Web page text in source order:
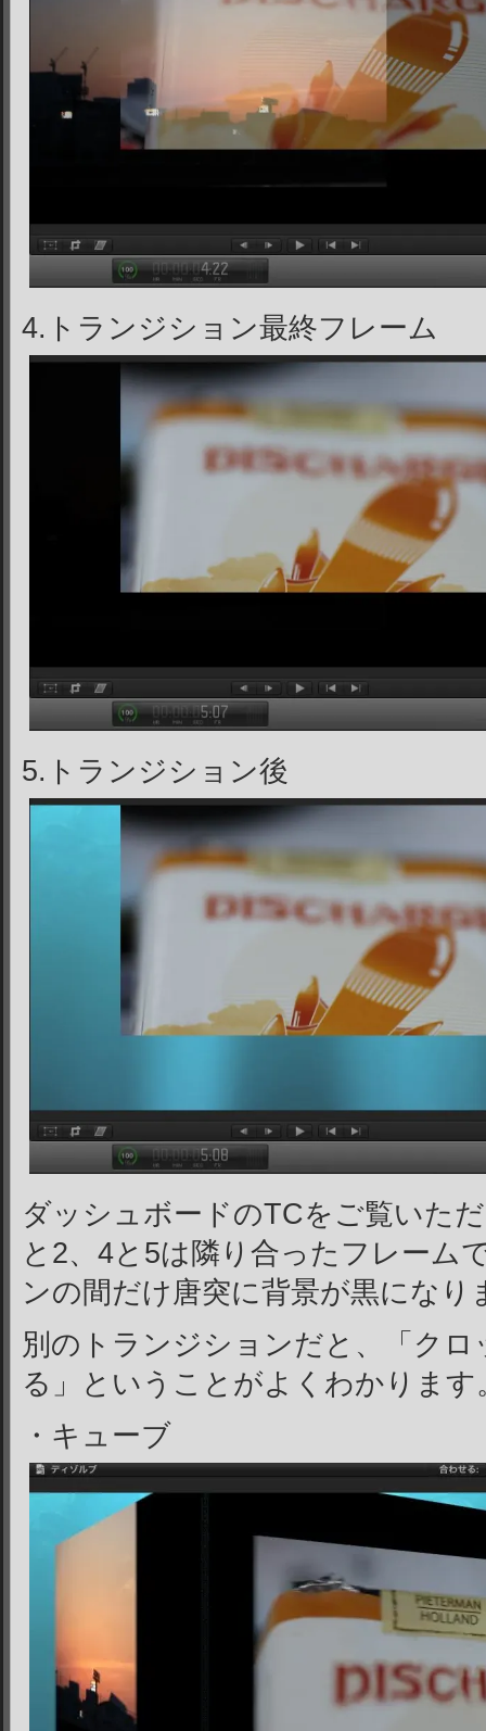
4.トランジション最終フレーム
5.トランジション後
ダッシュボードのTCをご覧いた
と2、4と5は隣り合ったフレーム
ンの間だけ唐突に背景が黒になり
別のトランジションだと、「ク
る」ということがよくわかります
・キューブ